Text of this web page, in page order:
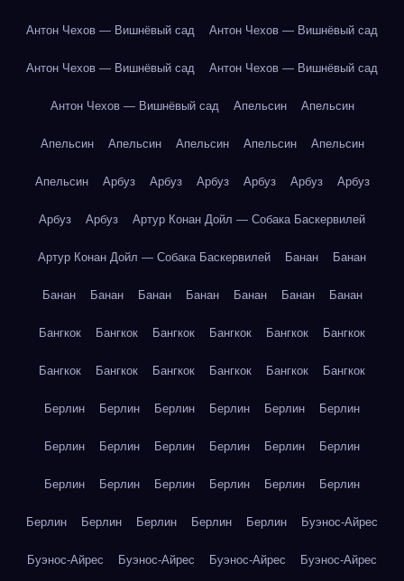
Антон Чехов — Вишнёвый сад Антон Чехов — Вишнёвый сад
Антон Чехов — Вишнёвый сад Антон Чехов — Вишнёвый сад
Антон Чехов — Вишнёвый сад Апельсин Апельсин
Апельсин Апельсин Апельсин Апельсин Апельсин
Апельсин Арбуз Арбуз Арбуз Арбуз Арбуз Арбуз
Арбуз Арбуз Артур Конан Дойл — Собака Баскервилей
Артур Конан Дойл — Собака Баскервилей Банан Банан
Банан Банан Банан Банан Банан Банан Банан
Бангкок Бангкок Бангкок Бангкок Бангкок Бангкок
Бангкок Бангкок Бангкок Бангкок Бангкок Бангкок
Берлин Берлин Берлин Берлин Берлин Берлин
Берлин Берлин Берлин Берлин Берлин Берлин
Берлин Берлин Берлин Берлин Берлин Берлин
Берлин Берлин Берлин Берлин Берлин Буэнос-Айрес
Буэнос-Айрес Буэнос-Айрес Буэнос-Айрес Буэнос-Айрес